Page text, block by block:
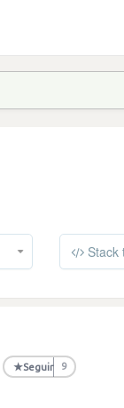
Stack
★Seguir 9